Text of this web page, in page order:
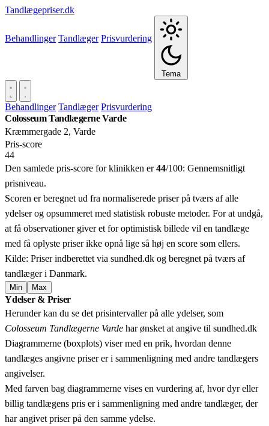
Tandlægepriser.dk
Behandlinger Tandlæger Prisvurdering
Tema
Behandlinger Tandlæger Prisvurdering
Colosseum Tandlægerne Varde
Kræmmergade 2, Varde
Pris‑score
44
Den samlede pris-score for klinikken er44/100: Gennemsnitligt
prisniveau.
Scoren er beregnet ud fra normaliserede priser på tværs af alle
ydelser og opsummeret med statistisk robuste metoder. For at undgå,
at få observationer giver et for optimistisk billede vil en tandlæge
med få oplyste priser ikke opnå lige så høj en score som ellers.
Kilde: Priser indberettet via sundhed.dk og beregnet på tværs af
tandlæger i Danmark.
Min Max
+
−
Ydelser & Priser
Herunder kan du se det prisintervaller på alle ydelser, som
Colosseum Tandlægerne Varde har ønsket at angive til sundhed.dk
Diagrammerne (boxplots) viser med en prik, hvordan denne
tandlæges angivne priser er i sammenligning med andre tandlægers
angivelser.
Med farven bag diagrammerne vises en vurdering af, hvor dyr eller
billig tandlægens pris er i sammenligning med andre tandlæger, der
har angivet priser på den samme ydelse.